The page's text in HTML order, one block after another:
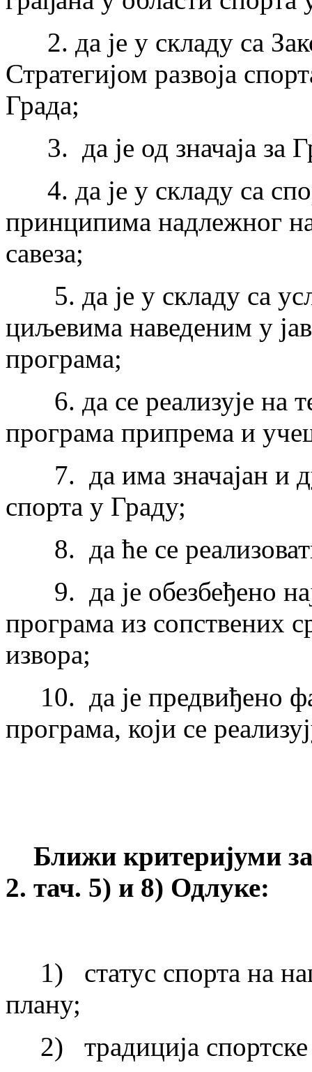
2. да је у складу са
Стратегијом развоја
Града;
3. да је од значаја за
4. да је у складу са
принципима надлежног
савеза;
5. да је у складу са
циљевима наведеним у
програма;
6. да се реализује на
програма припрема и
7. да има значајан и
спорта у Граду;
8. да ће се
9. да је обезбеђено
програма из сопствених
извора;
10. да је предвиђено
програма, који се
Ближи критеријуми
2. тач. 5) и 8) Одлуке:
1) статус спорта на
плану;
2) традиција спортске